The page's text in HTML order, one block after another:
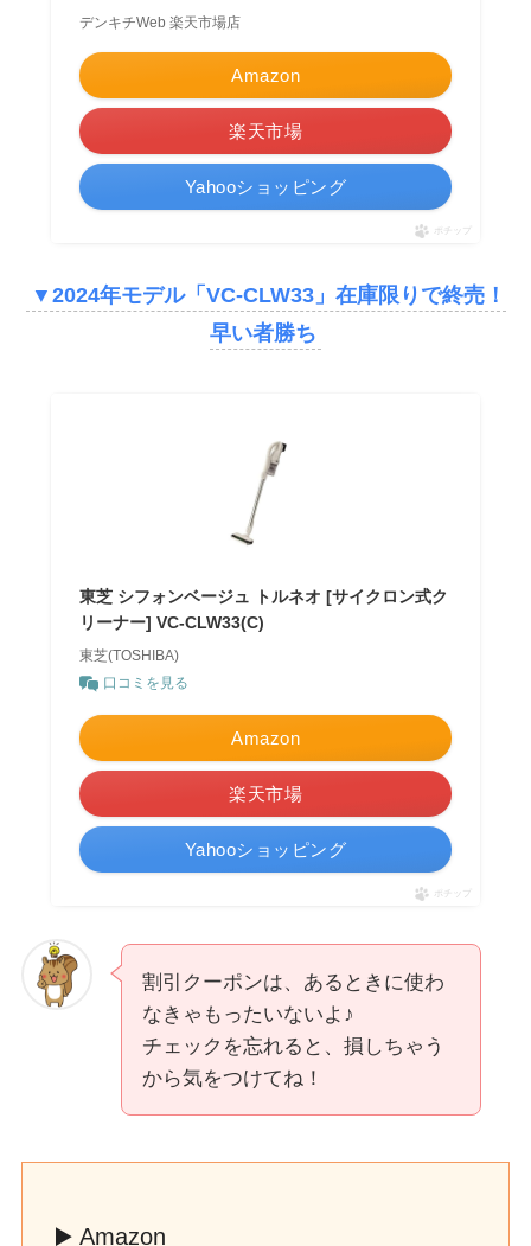
デンキチWeb 楽天市場店
Amazon
楽天市場
Yahooショッピング
ポチップ
▼2024年モデル「VC-CLW33」在庫限りで終売！
早い者勝ち
東芝 シフォンベージュ トルネオ [サイクロン式ク
リーナー] VC-CLW33(C)
東芝(TOSHIBA)
口コミを見る
Amazon
楽天市場
Yahooショッピング
ポチップ
割引クーポンは、あるときに使わ
なきゃもったいないよ♪
チェックを忘れると、損しちゃう
から気をつけてね！
▶️ Amazon